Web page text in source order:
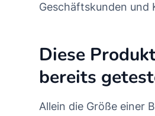
Geschäftskunden und
Diese
bereits
Allein die Größe einer